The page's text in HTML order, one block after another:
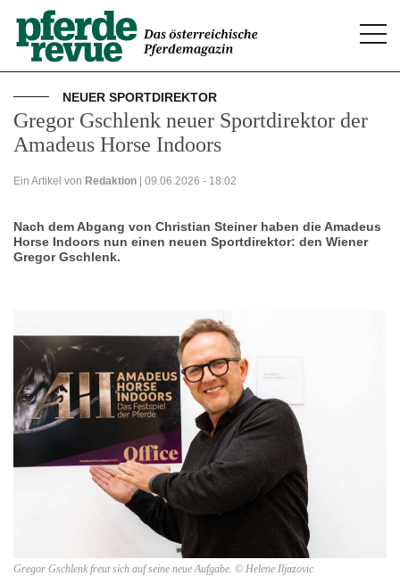
NEUER SPORTDIREKTOR
Gregor Gschlenk neuer Sportdirektor der
Amadeus Horse Indoors
Ein Artikel von Redaktion | 09.06.2026 - 18:02
Nach dem Abgang von Christian Steiner haben die Amadeus
Horse Indoors nun einen neuen Sportdirektor: den Wiener
Gregor Gschlenk.
Gregor Gschlenk freut sich auf seine neue Aufgabe. © Helene Iljazovic